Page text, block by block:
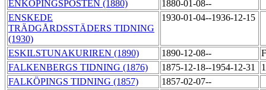
ENKÖPINGSPOSTEN (1880)
1880-01-08--
ENSKEDE
TRÄDGÅRDSSTÄDERS TIDNING
(1930)
1930-01-04--1936-12-15
ESKILSTUNAKURIREN (1890) 1890-12-08--
FALKENBERGS TIDNING (1876)
1875-12-18--1954-12-31
FALKÖPINGS TIDNING (1857)
1857-02-07--